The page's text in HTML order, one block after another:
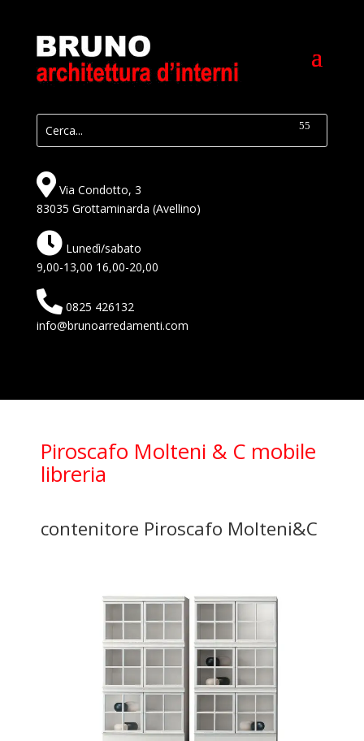
Via Condotto, 3
83035 Grottaminarda (Avellino)
Lunedì/sabato
9,00-13,00 16,00-20,00
0825 426132
info@brunoarredamenti.com
Piroscafo Molteni & C mobile
libreria
contenitore Piroscafo Molteni&C